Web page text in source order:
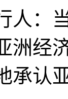
人：
洲经
承认